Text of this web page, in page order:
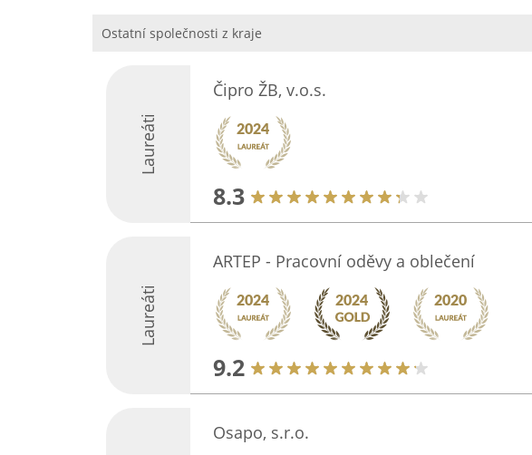
Ostatní společnosti z kraje
Laureáti
Čipro ŽB, v.o.s.
8.3
Laureáti
ARTEP - Pracovní oděvy a oblečení
9.2
Osapo, s.r.o.